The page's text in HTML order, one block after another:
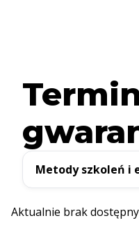
Metody szkoleń i
Aktualnie brak